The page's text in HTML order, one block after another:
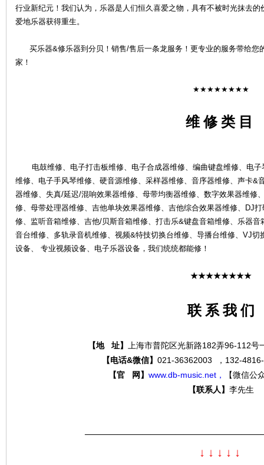
行业新纪元！我们认为，乐器是人们恒久喜爱之物，具有不被时光抹去
爱地乐器获得重生。
买乐器&修乐器到分贝！销售/售后一条龙服务！更专业的服务带给您
家！
★★★★★★★★
维 修 类 目
电鼓维修、电子打击板维修、电子合成器维修、编曲键盘维修、电子
维修、电子手风琴维修、硬音源维修、采样器维修、音序器维修、声卡&
器维修、失真/延迟/混响效果器维修、母带均衡器维修、数字效果器维修
修、母带处理器维修、吉他单块效果器维修、吉他综合效果器维修、DJ
修、监听音箱维修、吉他/贝斯音箱维修、打击乐&键盘音箱维修、乐器
音台维修、多轨录音机维修、视频&特技切换台维修、导播台维修、VJ
设备、 专业视频设备、电子乐器设备，我们统统都能修！
★★★★★★★★
联 系 我 们
【地 址】
上海市普陀区光新路182弄96-112
【电话&微信】 021-36362003 ，132-
【官 网】 www.db-music.net，
【微信公
【联系人】 李先生
↓ ↓ ↓ ↓ ↓